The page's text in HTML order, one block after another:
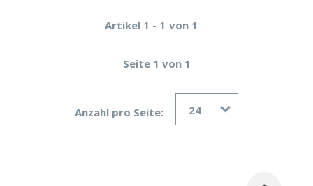
Artikel 1 - 1 von 1
Seite 1 von 1
Anzahl pro Seite: 24